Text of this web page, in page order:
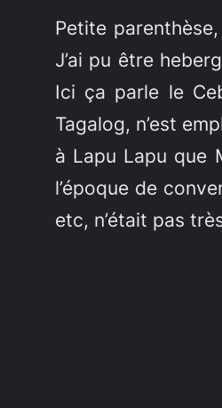
Petite
J’ai pu être
Ici ça parle le
Tagalog, n’est
à Lapu Lapu que
l’époque de
etc, n’était pas